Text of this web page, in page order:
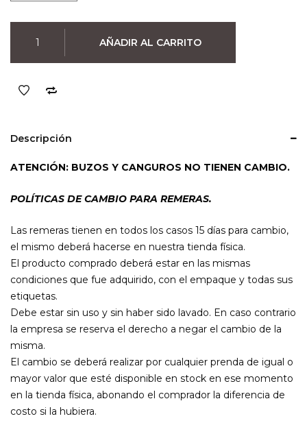
Nirvana
(Negra)
AÑADIR AL CARRITO
Descripción
ATENCIÓN: BUZOS Y CANGUROS NO TIENEN CAMBIO.
POLÍTICAS DE CAMBIO PARA REMERAS.
Las remeras tienen en todos los casos 15 días para cambio,
el mismo deberá hacerse en nuestra tienda física.
El producto comprado deberá estar en las mismas
condiciones que fue adquirido, con el empaque y todas sus
etiquetas.
Debe estar sin uso y sin haber sido lavado. En caso contrario
la empresa se reserva el derecho a negar el cambio de la
misma.
El cambio se deberá realizar por cualquier prenda de igual o
mayor valor que esté disponible en stock en ese momento
en la tienda física, abonando el comprador la diferencia de
costo si la hubiera.